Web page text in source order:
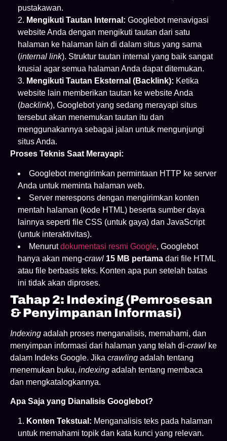
pustakawan.
Mengikuti Tautan Internal: Googlebot menavigasi
website Anda dengan mengikuti tautan dari satu
halaman ke halaman lain di dalam situs yang sama
(internal link). Struktur tautan internal yang baik sangat
krusial agar semua halaman Anda dapat ditemukan.
Mengikuti Tautan Eksternal (Backlink): Ketika
website lain memberikan tautan ke website Anda
(backlink), Googlebot yang sedang merayapi situs
tersebut akan menemukan tautan itu dan
menggunakannya sebagai jalan untuk mengunjungi
situs Anda.
Proses Teknis Saat Merayapi:
Googlebot mengirimkan permintaan HTTP ke server
Anda untuk meminta halaman web.
Server merespons dengan mengirimkan konten
mentah halaman (kode HTML) beserta sumber daya
lainnya seperti file CSS (untuk gaya) dan JavaScript
(untuk interaktivitas).
Menurutdokumentasi resmi Google, Googlebot
hanya akan meng-crawl 15 MB pertama dari file HTML
atau file berbasis teks. Konten apa pun setelah batas
ini tidak akan diproses.
Tahap 2: Indexing (Pemrosesan
& Penyimpanan Informasi)
Indexing adalah proses menganalisis, memahami, dan
menyimpan informasi dari halaman yang telah di-crawl ke
dalam Indeks Google. Jika crawling adalah tentang
menemukan buku, indexing adalah tentang membaca
dan mengkatalogkannya.
Apa Saja yang Dianalisis Googlebot?
Konten Tekstual: Menganalisis teks pada halaman
untuk memahami topik dan kata kunci yang relevan.